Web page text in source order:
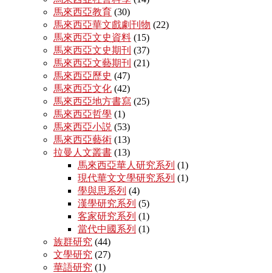
馬來西亞教育 (30)
馬來西亞華文戲劇刊物 (22)
馬來西亞文史資料 (15)
馬來西亞文史期刊 (37)
馬來西亞文藝期刊 (21)
馬來西亞歷史 (47)
馬來西亞文化 (42)
馬來西亞地方書寫 (25)
馬來西亞哲學 (1)
馬來西亞小説 (53)
馬來西亞藝術 (13)
拉曼人文叢書 (13)
馬來西亞華人研究系列 (1)
現代華文文學研究系列 (1)
學與思系列 (4)
漢學研究系列 (5)
客家研究系列 (1)
當代中國系列 (1)
族群研究 (44)
文學研究 (27)
華語研究 (1)